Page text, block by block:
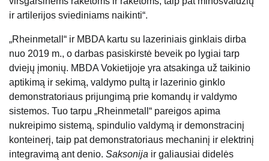
ir artilerijos sviediniams naikinti“.
„Rheinmetall“ ir MBDA kartu su lazeriniais ginklais dirba
nuo 2019 m., o darbas pasiskirstė beveik po lygiai tarp
dviejų įmonių. MBDA Vokietijoje yra atsakinga už taikinio
aptikimą ir sekimą, valdymo pultą ir lazerinio ginklo
demonstratoriaus prijungimą prie komandų ir valdymo
sistemos. Tuo tarpu „Rheinmetall“ pareigos apima
nukreipimo sistemą, spindulio valdymą ir demonstracinį
konteinerį, taip pat demonstratoriaus mechaninį ir elektrinį
integravimą ant denio. Saksonija ir galiausiai didelės